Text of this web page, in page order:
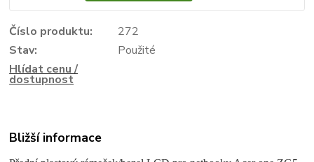
Číslo produktu:
272
Stav:
Použité
Hlídat cenu /
dostupnost
Bližší informace